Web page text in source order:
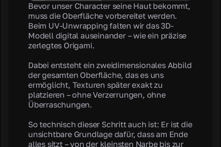
Bevor unser Character seine Haut bekommt,
muss die Oberfläche vorbereitet werden.
Beim UV-Unwrapping falten wir das 3D-
Modell digital auseinander – wie ein präzise
zerlegtes Origami.
Dabei entsteht ein zweidimensionales Abbild
der gesamten Oberfläche, das es uns
ermöglicht, Texturen später exakt zu
platzieren – ohne Verzerrungen, ohne
Überraschungen.
So technisch dieser Schritt auch ist: Er ist die
unsichtbare Grundlage dafür, dass am Ende
alles sitzt – von der kleinsten Narbe bis zur